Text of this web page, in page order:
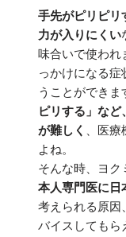
手先がピリピリ
力が入りにくい
味合いで使われ
っかけになる症
うことができま
ピリする」な
が難しく
、医
よね。
そんな時、ヨク
本人専門医に日
考えられる原因
バイスしてもら